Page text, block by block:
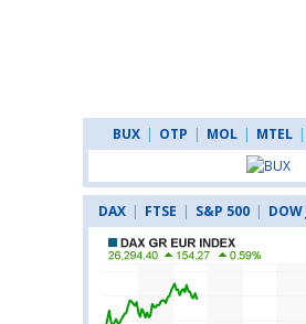
BUX | OTP | MOL | MTEL |
DAX | FTSE | S&P 500 | DOW